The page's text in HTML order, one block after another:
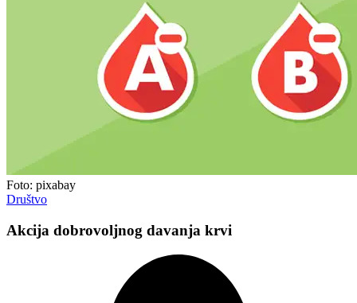
Foto: pixabay
Društvo
Akcija dobrovoljnog davanja krvi